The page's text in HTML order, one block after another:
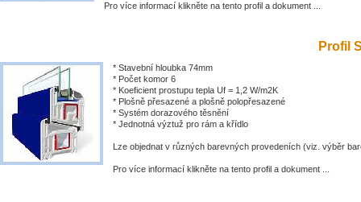
Pro více informací klikněte na tento profil a dokument ...
Profil
* Stavební hloubka 74mm
* Počet komor 6
* Koeficient prostupu tepla Uf = 1,2 W/m2K
* Plošně přesazené a plošně polopřesazené
* Systém dorazového těsnění
* Jednotná výztuž pro rám a křídlo
Lze objednat v různých barevných provedeních (viz. výběr
Pro více informací klikněte na tento profil a dokument ...